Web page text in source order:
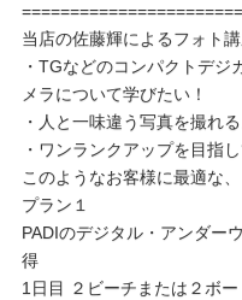
当店の佐藤輝によるフォト講
・TGなどのコンパクトデジ
メラについて学びたい！
・人と一味違う写真を撮れ
・ワンランクアップを目指し
このようなお客様に最適な
プラン１
PADIのデジタル・アンダー
得
1日目 ２ビーチまたは２ボー